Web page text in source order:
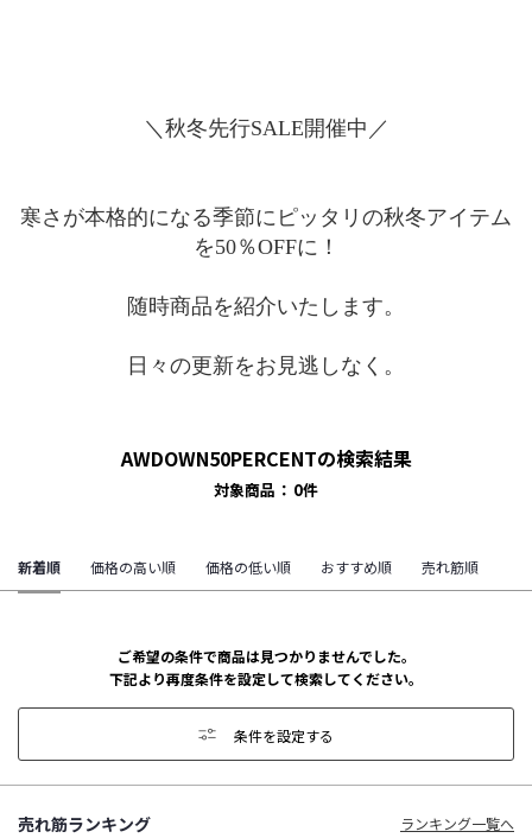
＼秋冬先行SALE開催中／
寒さが本格的になる季節にピッタリの秋冬アイテム
を50％OFFに！
随時商品を紹介いたします。
日々の更新をお見逃しなく。
AWDOWN50PERCENTの検索結果
対象商品 0件
新着順 価格の高い順 価格の低い順 おすすめ順 売れ筋順
ご希望の条件で商品は見つかりませんでした。
下記より再度条件を設定して検索してください。
条件を設定する
売れ筋ランキング ランキング一覧へ